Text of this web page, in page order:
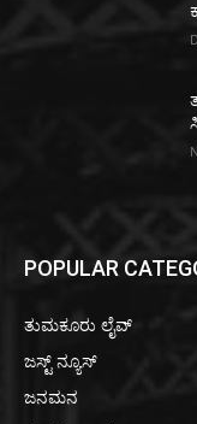
POPULAR
ತುಮಕೂರು ಲೈವ್
ಜಸ್ಟ್ ನ್ಯೂಸ್
ಜನಮನ